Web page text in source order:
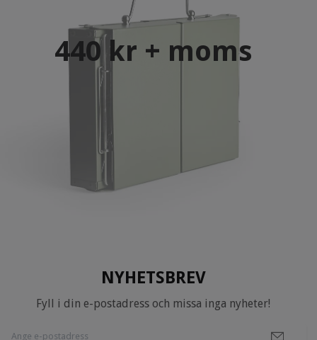
440 kr + moms
NYHETSBREV
Fyll i din e-postadress och missa inga nyheter!